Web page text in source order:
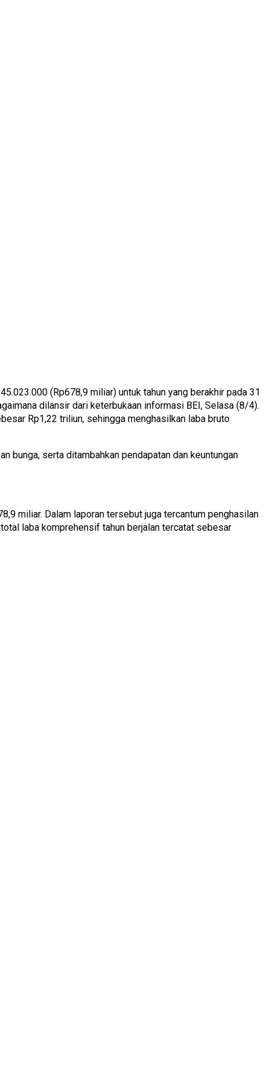
(Rp678,9 miliar) untuk tahun yang berakhir pada 31
dilansir dari keterbukaan informasi BEI, Selasa (8/4).
Rp1,22 triliun, sehingga menghasilkan laba bruto
bunga, serta ditambahkan pendapatan dan keuntungan
miliar. Dalam laporan tersebut juga tercantum penghasilan
laba komprehensif tahun berjalan tercatat sebesar